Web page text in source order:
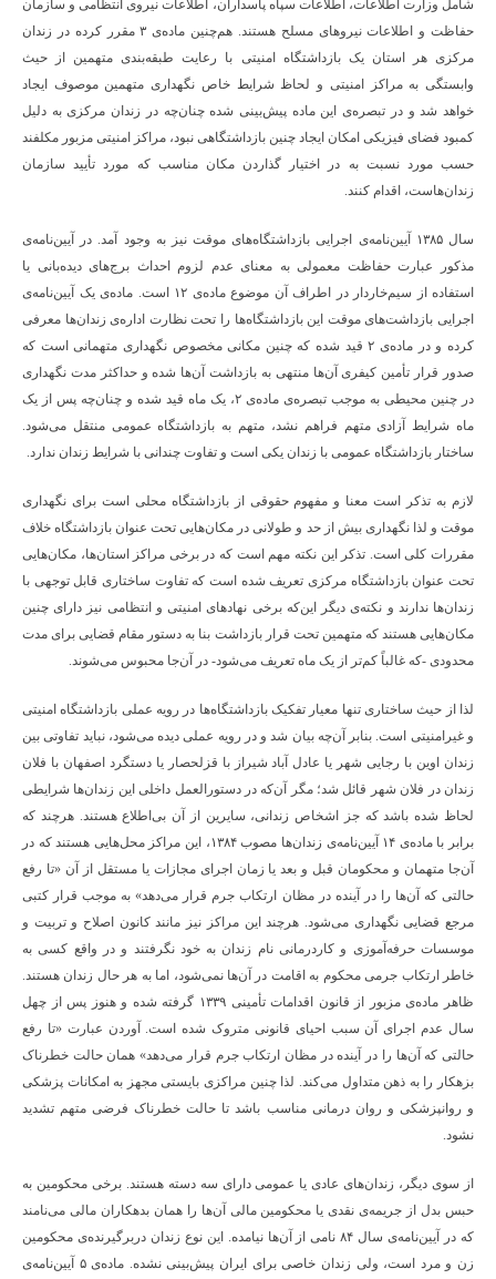
شامل وزارت اطلاعات، اطلاعات سپاه پاسداران، اطلاعات نیروی انتظامی و سازمان
حفاظت و اطلاعات نیروهای مسلح هستند. هم‌چنین ماده‌ی ۳ مقرر کرده در زندان
مرکزی هر استان یک بازداشتگاه امنیتی با رعایت طبقه‌بندی متهمین از حیث
وابستگی به مراکز امنیتی و لحاظ شرایط خاص نگهداری متهمین موصوف ایجاد
خواهد شد و در تبصره‌ی این ماده پیش‌بینی شده چنان‌چه در زندان مرکزی به دلیل
کمبود فضای فیزیکی امکان ایجاد چنین بازداشتگاهی نبود، مراکز امنیتی مزبور مکلفند
حسب مورد نسبت به در اختیار گذاردن مکان مناسب که مورد تأیید سازمان
زندان‌هاست، اقدام کنند.
سال ۱۳۸۵ آیین‌نامه‌ی اجرایی بازداشتگاه‌های موقت نیز به وجود آمد. در آیین‌نامه‌ی
مذکور عبارت حفاظت معمولی به معنای عدم لزوم احداث برج‌های دیده‌بانی یا
استفاده از سیم‌خاردار در اطراف آن موضوع ماده‌ی ۱۲ است. ماده‌ی یک آیین‌نامه‌ی
اجرایی بازداشت‌های موقت این بازداشتگاه‌ها را تحت نظارت اداره‌ی زندان‌ها معرفی
کرده و در ماده‌ی ۲ قید شده که چنین مکانی مخصوص نگهداری متهمانی است که
صدور قرار تأمین کیفری آن‌ها منتهی به بازداشت آن‌ها شده و حداکثر مدت نگهداری
در چنین محیطی به موجب تبصره‌ی ماده‌ی ۲، یک ماه قید شده و چنان‌چه پس از یک
ماه شرایط آزادی متهم فراهم نشد، متهم به بازداشتگاه عمومی منتقل می‌شود.
ساختار بازداشتگاه عمومی با زندان یکی است و تفاوت چندانی با شرایط زندان ندارد.
لازم به تذکر است معنا و مفهوم حقوقی از بازداشتگاه محلی است برای نگهداری
موقت و لذا نگهداری بیش از حد و طولانی در مکان‌هایی تحت عنوان بازداشتگاه خلاف
مقررات کلی است. تذکر این نکته مهم است که در برخی مراکز استان‌ها، مکان‌هایی
تحت عنوان بازداشتگاه مرکزی تعریف شده است که تفاوت ساختاری قابل توجهی با
زندان‌ها ندارند و نکته‌ی دیگر این‌که برخی نهادهای امنیتی و انتظامی نیز دارای چنین
مکان‌هایی هستند که متهمین تحت قرار بازداشت بنا به دستور مقام قضایی برای مدت
محدودی -که غالباً کم‌تر از یک ماه تعریف می‌‌شود- در آن‌جا محبوس می‌شوند.
لذا از حیث ساختاری تنها معیار تفکیک بازداشتگاه‌ها در رویه عملی بازداشتگاه امنیتی
و غیرامنیتی است. بنابر آن‌چه بیان شد و در رویه عملی دیده می‌شود، نباید تفاوتی بین
زندان اوین با رجایی شهر یا عادل آباد شیراز با قزلحصار یا دستگرد اصفهان با فلان
زندان در فلان شهر قائل شد؛ مگر آن‌که در دستورالعمل داخلی این زندان‌ها شرایطی
لحاظ شده باشد که جز اشخاص زندانی، سایرین از آن بی‌اطلاع هستند. هرچند که
برابر با ماده‌ی ۱۴ آیین‌نامه‌ی زندان‌ها مصوب ۱۳۸۴، این مراکز محل‌هایی هستند که در
آن‌جا متهمان و محکومان قبل و بعد یا زمان اجرای مجازات یا مستقل از آن «تا رفع
حالتی که آن‌ها را در آینده در مظان ارتکاب جرم قرار می‌دهد» به موجب قرار کتبی
مرجع قضایی نگهداری می‌شود. هرچند این مراکز نیز مانند کانون اصلاح و تربیت و
موسسات حرفه‌آموزی و کاردرمانی نام زندان به خود نگرفتند و در واقع کسی به
خاطر ارتکاب جرمی محکوم به اقامت در آن‌ها نمی‌شود، اما به هر حال زندان هستند.
ظاهر ماده‌ی مزبور از قانون اقدامات تأمینی ۱۳۳۹ گرفته شده و هنوز پس از چهل
سال عدم اجرای آن سبب احیای قانونی متروک شده است. آوردن عبارت «تا رفع
حالتی که آن‌ها را در آینده در مظان ارتکاب جرم قرار می‌دهد» همان حالت خطرناک
بزهکار را به ذهن متداول می‌کند. لذا چنین مراکزی بایستی مجهز به امکانات پزشکی
و روانپزشکی و روان درمانی مناسب باشد تا حالت خطرناک فرضی متهم تشدید
نشود.
از سوی دیگر، زندان‌های عادی یا عمومی دارای سه دسته هستند. برخی محکومین به
حبس بدل از جریمه‌ی نقدی یا محکومین مالی آن‌ها را همان بدهکاران مالی می‌نامند
که در آیین‌نامه‌ی سال ۸۴ نامی از آن‌ها نیامده. این نوع زندان دربرگیرنده‌ی محکومین
زن و مرد است، ولی زندان خاصی برای ایران پیش‌بینی نشده. ماده‌ی ۵ آیین‌نامه‌ی